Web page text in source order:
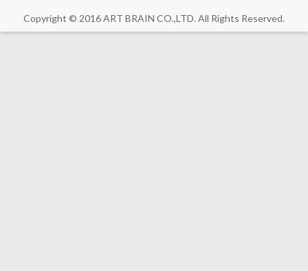
Copyright © 2016 ART BRAIN CO.,LTD. All Rights Reserved.